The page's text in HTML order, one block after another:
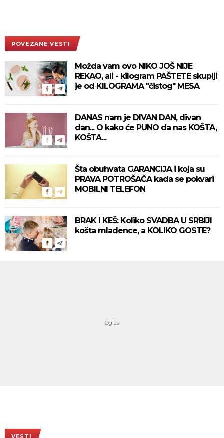
POVEZANE VESTI
Možda vam ovo NIKO JOŠ NIJE
REKAO, ali - kilogram PAŠTETE skuplji
je od KILOGRAMA "čistog" MESA
DANAS nam je DIVAN DAN, divan
dan... O kako će PUNO da nas KOŠTA,
KOŠTA...
Šta obuhvata GARANCIJA i koja su
PRAVA POTROŠAČA kada se pokvari
MOBILNI TELEFON
BRAK I KEŠ: Koliko SVADBA U SRBIJI
košta mladence, a KOLIKO GOSTE?
VESTI